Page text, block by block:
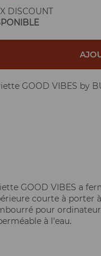
DISCOUNT
GOOD VIBES by
GOOD VIBES a
courte à porter
pour
à l'eau.